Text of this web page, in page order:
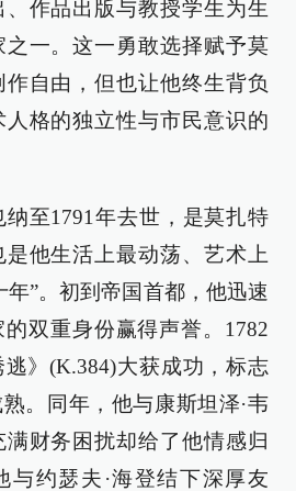
作品出版与教授学生为生
一。这一勇敢选择赋予莫
自由，但也让他终生背负
格的独立性与市民意识的
纳至1791年去世，是莫扎特
他生活上最动荡、艺术上
年”。初到帝国首都，他迅速
双重身份赢得声誉。1782
》(K.384)大获成功，标志
。同年，他与康斯坦泽·韦
财务困扰却给了他情感归
与约瑟夫·海登结下深厚友